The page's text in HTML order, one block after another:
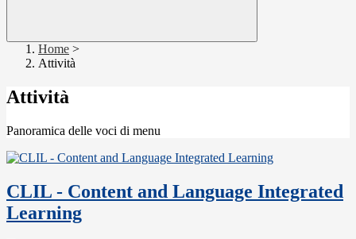
Home >
Attività
Attività
Panoramica delle voci di menu
CLIL - Content and Language Integrated
Learning